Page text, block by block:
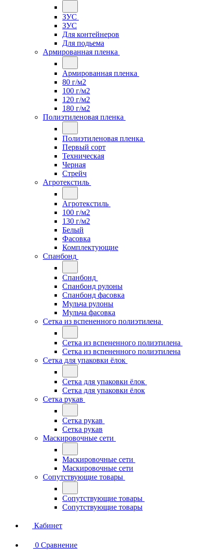
ЗУС
ЗУС
Для контейнеров
Для подьема
Армированная пленка
Армированная пленка
80 г/м2
100 г/м2
120 г/м2
180 г/м2
Полиэтиленовая пленка
Полиэтиленовая пленка
Первый сорт
Техническая
Черная
Стрейч
Агротекстиль
Агротекстиль
100 г/м2
130 г/м2
Белый
Фасовка
Комплектующие
Спанбонд
Спанбонд
Спанбонд рулоны
Спанбонд фасовка
Мульча рулоны
Мульча фасовка
Сетка из вспененного полиэтилена
Сетка из вспененного полиэтилена
Сетка из вспененного полиэтилена
Сетка для упаковки ёлок
Сетка для упаковки ёлок
Сетка для упаковки ёлок
Сетка рукав
Сетка рукав
Сетка рукав
Маскировочные сети
Маскировочные сети
Маскировочные сети
Сопутствующие товары
Сопутствующие товары
Сопутствующие товары
Кабинет
0 Сравнение